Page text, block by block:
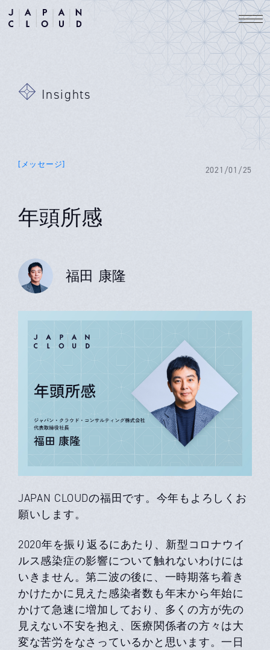
Insights
[メッセージ]
2021/01/25
年頭所感
福田 康隆
JAPAN CLOUDの福田です。今年もよろしくお
願いします。
2020年を振り返るにあたり、新型コロナウイ
ルス感染症の影響について触れないわけには
いきません。第二波の後に、一時期落ち着き
かけたかに見えた感染者数も年末から年始に
かけて急速に増加しており、多くの方が先の
見えない不安を抱え、医療関係者の方々は大
変な苦労をなさっているかと思います。一日